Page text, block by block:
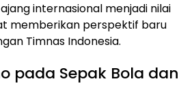
internasional menjadi nilai
memberikan perspektif baru
Timnas Indonesia.
pada Sepak Bola dan